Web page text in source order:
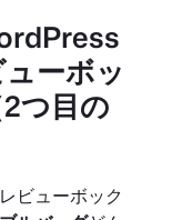
ーボッ
つ目の
ビューボック